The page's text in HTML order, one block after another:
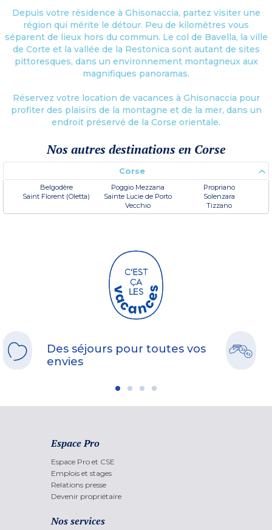
Depuis votre résidence à Ghisonaccia, partez visiter une
région qui mérite le détour. Peu de kilomètres vous
séparent de lieux hors du commun. Le col de Bavella, la ville
de Corte et la vallée de la Restonica sont autant de sites
pittoresques, dans un environnement montagneux aux
magnifiques panoramas.
Réservez votre location de vacances à Ghisonaccia pour
profiter des plaisirs de la montagne et de la mer, dans un
endroit préservé de la Corse orientale.
Nos autres destinations en Corse
Corse
Belgodère Poggio Mezzana
Propriano
Saint Florent (Oletta)
Sainte Lucie de Porto
Vecchio
Solenzara
Tizzano
Des séjours pour toutes vos
envies
Espace Pro
Espace Pro et CSE
Emplois et stages
Relations presse
Devenir propriétaire
Nos services